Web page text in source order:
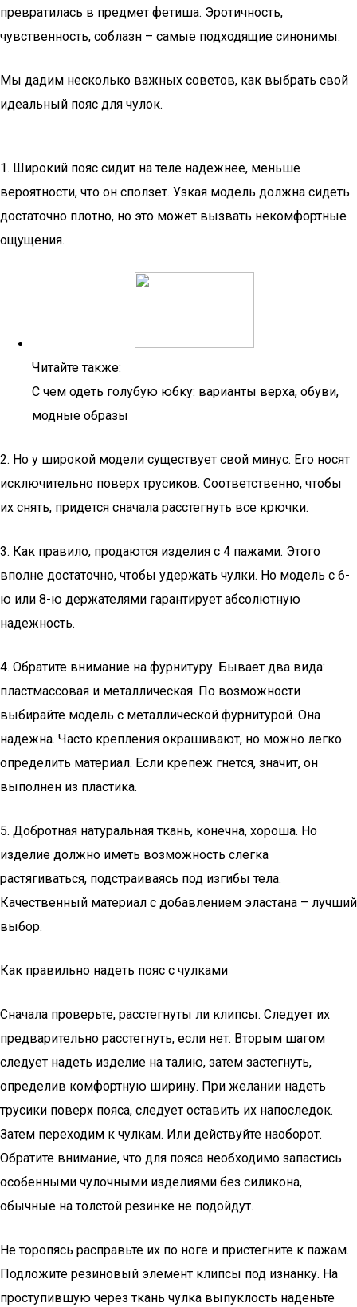
превратилась в предмет фетиша. Эротичность,
чувственность, соблазн – самые подходящие синонимы.
Мы дадим несколько важных советов, как выбрать свой
идеальный пояс для чулок.
1. Широкий пояс сидит на теле надежнее, меньше
вероятности, что он сползет. Узкая модель должна сидеть
достаточно плотно, но это может вызвать некомфортные
ощущения.
Читайте также:
С чем одеть голубую юбку: варианты верха, обуви,
модные образы
2. Но у широкой модели существует свой минус. Его носят
исключительно поверх трусиков. Соответственно, чтобы
их снять, придется сначала расстегнуть все крючки.
3. Как правило, продаются изделия с 4 пажами. Этого
вполне достаточно, чтобы удержать чулки. Но модель с 6-
ю или 8-ю держателями гарантирует абсолютную
надежность.
4. Обратите внимание на фурнитуру. Бывает два вида:
пластмассовая и металлическая. По возможности
выбирайте модель с металлической фурнитурой. Она
надежна. Часто крепления окрашивают, но можно легко
определить материал. Если крепеж гнется, значит, он
выполнен из пластика.
5. Добротная натуральная ткань, конечна, хороша. Но
изделие должно иметь возможность слегка
растягиваться, подстраиваясь под изгибы тела.
Качественный материал с добавлением эластана – лучший
выбор.
Как правильно надеть пояс с чулками
Сначала проверьте, расстегнуты ли клипсы. Следует их
предварительно расстегнуть, если нет. Вторым шагом
следует надеть изделие на талию, затем застегнуть,
определив комфортную ширину. При желании надеть
трусики поверх пояса, следует оставить их напоследок.
Затем переходим к чулкам. Или действуйте наоборот.
Обратите внимание, что для пояса необходимо запастись
особенными чулочными изделиями без силикона,
обычные на толстой резинке не подойдут.
Не торопясь расправьте их по ноге и пристегните к пажам.
Подложите резиновый элемент клипсы под изнанку. На
проступившую через ткань чулка выпуклость наденьте